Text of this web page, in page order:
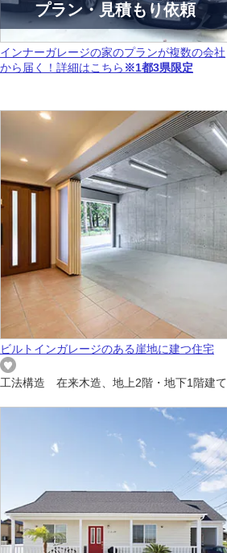
プラン・見積もり依頼
インナーガレージの家のプランが複数の会社
から届く！詳細はこちら ※1都3県限定
ビルトインガレージのある崖地に建つ住宅
工法構造 在来木造、地上2階・地下1階建て